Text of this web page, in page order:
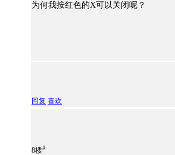
为何我按红色的X可以关闭呢？
回复 喜欢
8楼#